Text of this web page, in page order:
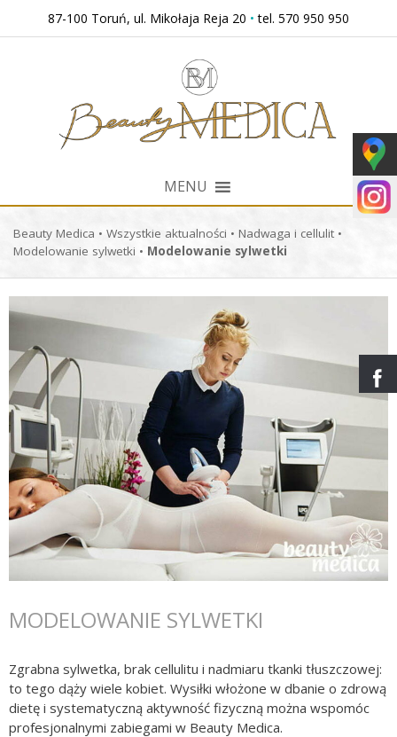
87-100 Toruń, ul. Mikołaja Reja 20 • tel. 570 950 950
MENU
Beauty Medica • Wszystkie aktualności • Nadwaga i cellulit •
Modelowanie sylwetki • Modelowanie sylwetki
MODELOWANIE SYLWETKI
Zgrabna sylwetka, brak cellulitu i nadmiaru tkanki tłuszczowej:
to tego dąży wiele kobiet. Wysiłki włożone w dbanie o zdrową
dietę i systematyczną aktywność fizyczną można wspomóc
profesjonalnymi zabiegami w Beauty Medica.